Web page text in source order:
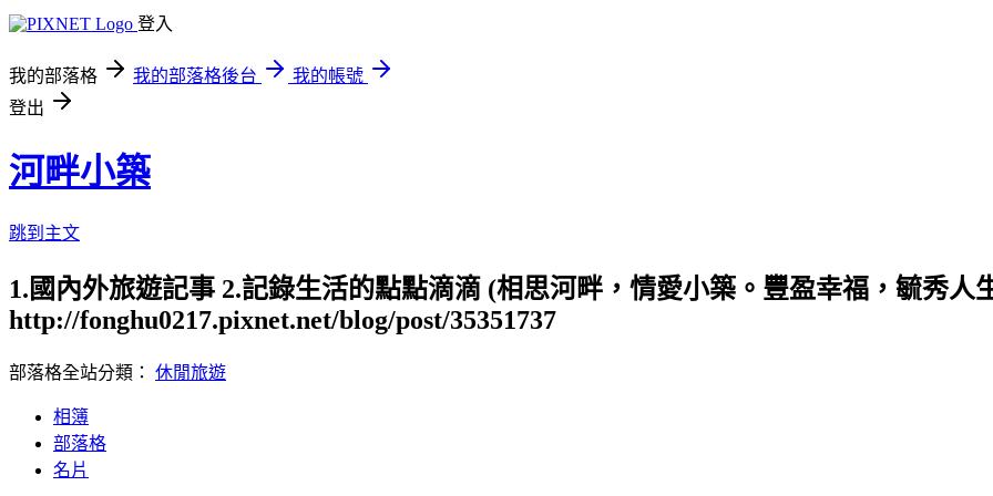
登入
我的部落格 我的部落格後台
我的帳號
登出
河畔小築
跳到主文
1.國內外旅遊記事 2.記錄生活的點點滴滴 (相思河畔，情愛小築。豐盈幸福，毓秀人
http://fonghu0217.pixnet.net/blog/post/35351737
部落格全站分類： 休閒旅遊
相簿
部落格
名片